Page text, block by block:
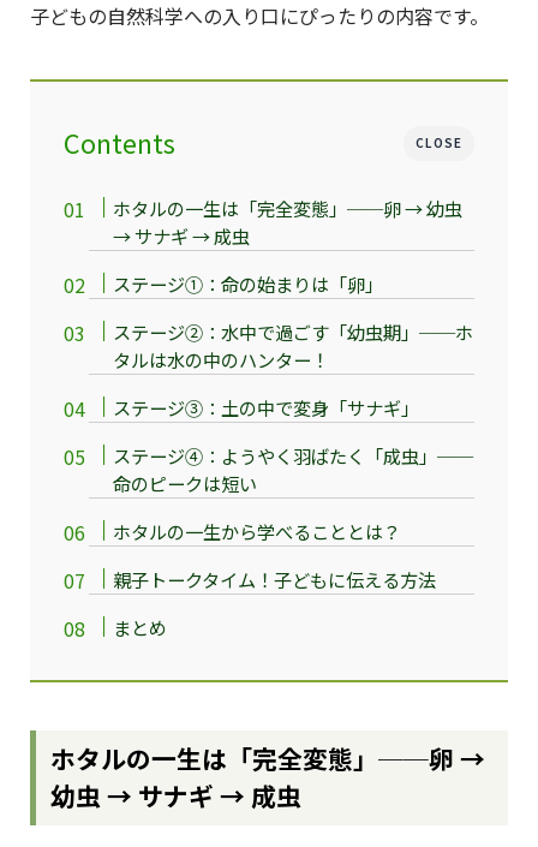
子どもの自然科学への入り口にぴったりの内容です。
CLOSE
Contents
ホタルの一生は「完全変態」──卵 → 幼虫
→ サナギ → 成虫
ステージ①：命の始まりは「卵」
ステージ②：水中で過ごす「幼虫期」──ホ
タルは水の中のハンター！
ステージ③：土の中で変身「サナギ」
ステージ④：ようやく羽ばたく「成虫」──
命のピークは短い
ホタルの一生から学べることとは？
親子トークタイム！子どもに伝える方法
まとめ
ホタルの一生は「完全変態」──卵 →
幼虫 → サナギ → 成虫